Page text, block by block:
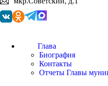
Глава
Биография
Контакты
Отчеты Главы